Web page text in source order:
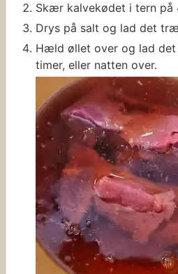
Skær kalvekødet i tern på
Drys på salt og lad det
Hæld øllet over og lad
timer, eller natten over.